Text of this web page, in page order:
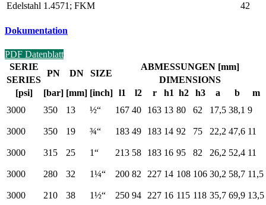
Edelstahl 1.4571; FKM
42
Dokumentation
PDF Datenblatt
SERIE
PN DN SIZE
ABMESSUNGEN [mm]
SERIES
DIMENSIONS
[psi]
[bar] [mm] [inch] l1 l2 r h1 h2 h3 a b
m
3000
350 13 ½“ 167 40 163 13 80 62 17,5 38,1 9
3000 350 19 ¾“ 183 49 183 14 92 75 22,2 47,6 11
3000 315 25 1“ 213 58 183 16 95 82 26,2 52,4 11
3000 280 32 1¼“ 200 82 227 14 108 106 30,2 58,7 11,5
3000 210 38 1½“ 250 94 227 16 115 118 35,7 69,9 13,5